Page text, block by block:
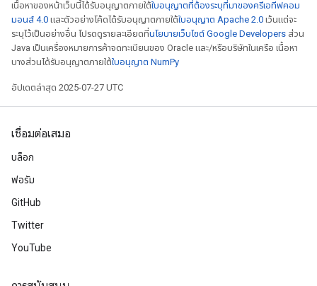
เนื้อหาของหน้าเว็บนี้ได้รับอนุญาตภายใต้ใบอนุญาตที่ต้องระบุที่มาของครีเอทีฟคอม
มอนส์ 4.0 และตัวอย่างโค้ดได้รับอนุญาตภายใต้ใบอนุญาต Apache 2.0 เว้นแต่จะ
ระบุไว้เป็นอย่างอื่น โปรดดูรายละเอียดที่นโยบายเว็บไซต์ Google Developers ส่วน
Java เป็นเครื่องหมายการค้าจดทะเบียนของ Oracle และ/หรือบริษัทในเครือ เนื้อหา
บางส่วนได้รับอนุญาตภายใต้ใบอนุญาต NumPy
อัปเดตล่าสุด 2025-07-27 UTC
เชื่อมต่อเสมอ
บล็อก
ฟอรัม
GitHub
Twitter
YouTube